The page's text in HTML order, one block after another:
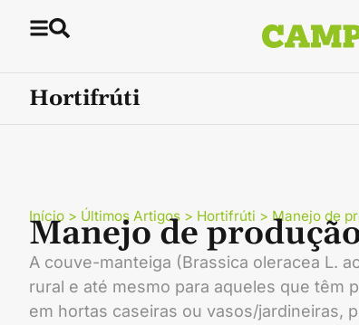
Hortifrúti
Início > Últimos Artigos > Hortifrúti > Manejo de
Manejo de
A couve-manteiga (Brassica oleracea L.
rural e até mesmo para aqueles que têm
em hortas caseiras ou vasos/jardineiras,